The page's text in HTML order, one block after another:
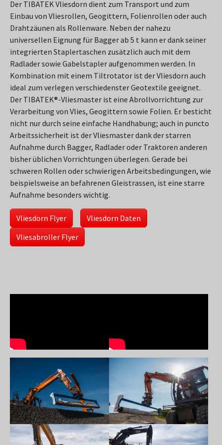
Der TIBATEK Vliesdorn dient zum Transport und zum
Einbau von Vliesrollen, Geogittern, Folienrollen oder auch
Drahtzäunen als Rollenware. Neben der nahezu
universellen Eignung für Bagger ab 5 t kann er dank seiner
integrierten Staplertaschen zusätzlich auch mit dem
Radlader sowie Gabelstapler aufgenommen werden. In
Kombination mit einem Tiltrotator ist der Vliesdorn auch
ideal zum verlegen verschiedenster Geotextile geeignet.
Der TIBATEK®-Vliesmaster ist eine Abrollvorrichtung zur
Verarbeitung von Vlies, Geogittern sowie Folien. Er besticht
nicht nur durch seine einfache Handhabung; auch in puncto
Arbeitssicherheit ist der Vliesmaster dank der starren
Aufnahme durch Bagger, Radlader oder Traktoren anderen
bisher üblichen Vorrichtungen überlegen. Gerade bei
schweren Rollen oder schwierigen Arbeitsbedingungen, wie
beispielsweise an befahrenen Gleistrassen, ist eine starre
Aufnahme besonders wichtig.
Vliesdorn Flyer
Vliesdorn Daten
Vliesabroller Flyer
Show larger version Show larger version
Show larger version Show larger version